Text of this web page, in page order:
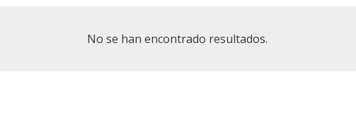
No se han encontrado resultados.